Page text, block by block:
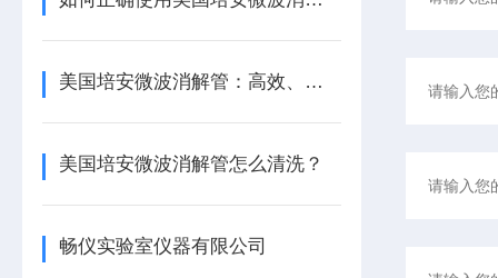
美国培安微波消解管：高效、安全且环保的样品前处理解决方案
美国培安微波消解管怎么清洗？
畅仪实验室仪器有限公司